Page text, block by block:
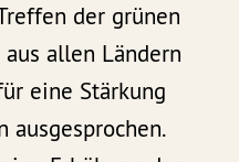
der grünen
allen Ländern
eine Stärkung
ausgesprochen.